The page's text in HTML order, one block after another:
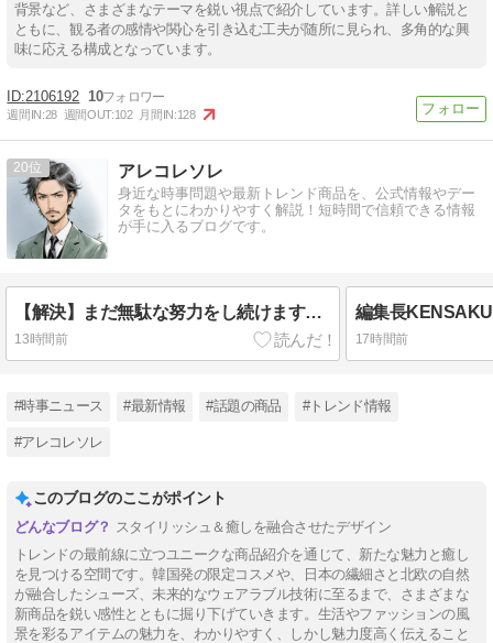
背景など、さまざまなテーマを鋭い視点で紹介しています。詳しい解説と
ともに、観る者の感情や関心を引き込む工夫が随所に見られ、多角的な興
味に応える構成となっています。
2106192 10
週間IN:28 週間OUT:102 月間IN:128
20 アレコレソレ
身近な時事問題や最新トレンド商品を、公式情報やデー
タをもとにわかりやすく解説！短時間で信頼できる情報
が手に入るブログです。
【解決】まだ無駄な努力をし続けますか？腸内フローラ検査など、ご自宅でできる検査サービスショップ【プリメディカショップ】ならたった1回で驚くほど簡単に悩みが解消する事実
13時間前 17時間前
#時事ニュース #最新情報 #話題の商品 #トレンド情報
#アレコレソレ
このブログのここがポイント
スタイリッシュ＆癒しを融合させたデザイン
トレンドの最前線に立つユニークな商品紹介を通じて、新たな魅力と癒し
を見つける空間です。韓国発の限定コスメや、日本の繊細さと北欧の自然
が融合したシューズ、未来的なウェアラブル技術に至るまで、さまざまな
新商品を鋭い感性とともに掘り下げていきます。生活やファッションの風
景を彩るアイテムの魅力を、わかりやすく、しかし魅力度高く伝えること